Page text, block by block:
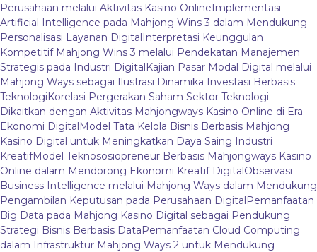
Perusahaan melalui Aktivitas Kasino OnlineImplementasi
Artificial Intelligence pada Mahjong Wins 3 dalam Mendukung
Personalisasi Layanan DigitalInterpretasi Keunggulan
Kompetitif Mahjong Wins 3 melalui Pendekatan Manajemen
Strategis pada Industri DigitalKajian Pasar Modal Digital melalui
Mahjong Ways sebagai Ilustrasi Dinamika Investasi Berbasis
TeknologiKorelasi Pergerakan Saham Sektor Teknologi
Dikaitkan dengan Aktivitas Mahjongways Kasino Online di Era
Ekonomi DigitalModel Tata Kelola Bisnis Berbasis Mahjong
Kasino Digital untuk Meningkatkan Daya Saing Industri
KreatifModel Teknososiopreneur Berbasis Mahjongways Kasino
Online dalam Mendorong Ekonomi Kreatif DigitalObservasi
Business Intelligence melalui Mahjong Ways dalam Mendukung
Pengambilan Keputusan pada Perusahaan DigitalPemanfaatan
Big Data pada Mahjong Kasino Digital sebagai Pendukung
Strategi Bisnis Berbasis DataPemanfaatan Cloud Computing
dalam Infrastruktur Mahjong Ways 2 untuk Mendukung